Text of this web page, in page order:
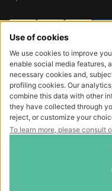
COMO EXPERT SRL - Sede